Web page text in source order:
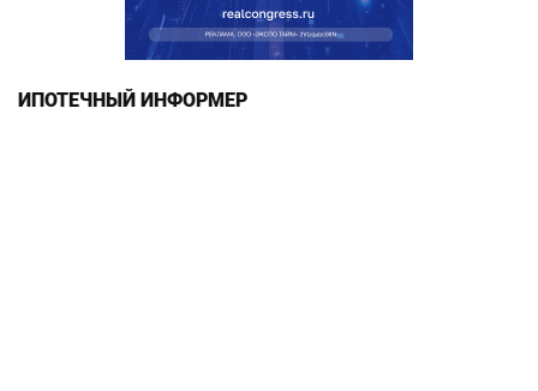
ИПОТЕЧНЫЙ ИНФОРМЕР